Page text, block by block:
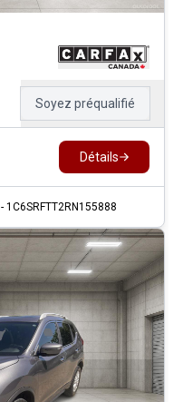
Soyez préqualifié
Détails
- 1C6SRFTT2RN155888